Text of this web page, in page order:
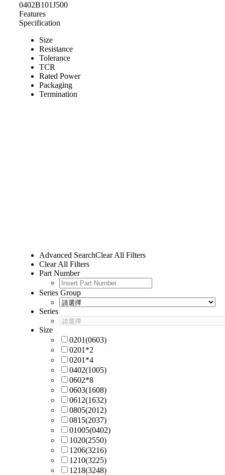
0402B101J500
Features
Specification
Size
Resistance
Tolerance
TCR
Rated Power
Packaging
Termination
Advanced SearchClear All Filters
Clear All Filters
Part Number
Series Group
Series
Size
0201(0603)
0201*2
0201*4
0402(1005)
0602*8
0603(1608)
0612(1632)
0805(2012)
0815(2037)
01005(0402)
1020(2550)
1206(3216)
1210(3225)
1218(3248)